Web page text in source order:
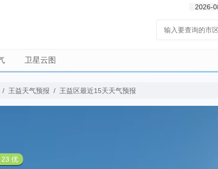
2026-
卫星云图
/ 王益天气预报 / 王益区最近15天天气预报
23 优